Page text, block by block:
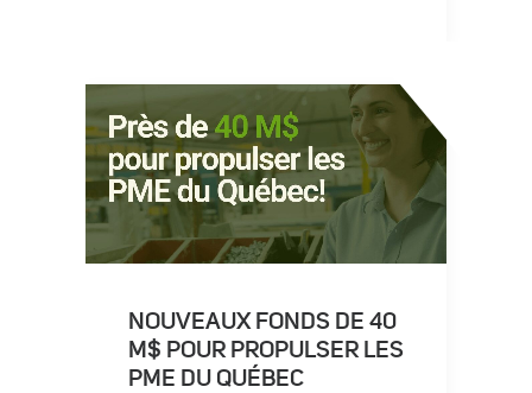
NOUVEAUX FONDS DE 40
M$ POUR PROPULSER LES
PME DU QUÉBEC